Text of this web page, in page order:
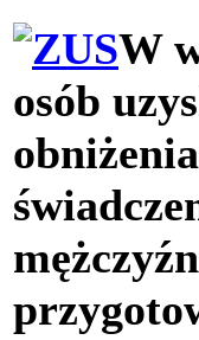
W
osób